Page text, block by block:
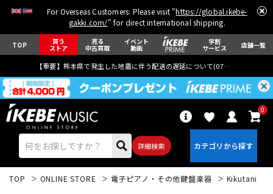
For Overseas Customers: Please visit "https://global.ikebe-
gakki.com/" for direct international shipping.
TOP 買う
ストア
売る
中古買取
イベント
動画
学割
サービス 店舗一覧
【重要】熊本県で発生した地震に伴う配送の遅延について(07月29日
詳細検索
0
TOP ONLINE STORE 電子ピアノ・その他鍵盤楽器 Kikutani